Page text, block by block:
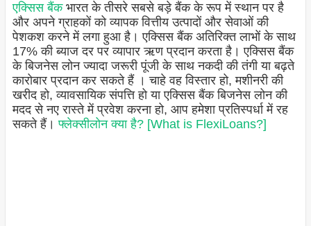
एक्सिस बैंकभारत के तीसरे सबसे बड़े बैंक के रूप में स्थान पर है
और अपने ग्राहकों को व्यापक वित्तीय उत्पादों और सेवाओं की
पेशकश करने में लगा हुआ है। एक्सिस बैंक अतिरिक्त लाभों के साथ
17% की ब्याज दर पर व्यापार ऋण प्रदान करता है। एक्सिस बैंक
के बिजनेस लोन ज्यादा जरूरी पूंजी के साथ नकदी की तंगी या बढ़ते
कारोबार प्रदान कर सकते हैं । चाहे वह विस्तार हो, मशीनरी की
खरीद हो, व्यावसायिक संपत्ति हो या एक्सिस बैंक बिजनेस लोन की
मदद से नए रास्ते में प्रवेश करना हो, आप हमेशा प्रतिस्पर्धा में रह
सकते हैं।फ्लेक्सीलोन क्या है? [What is FlexiLoans?]